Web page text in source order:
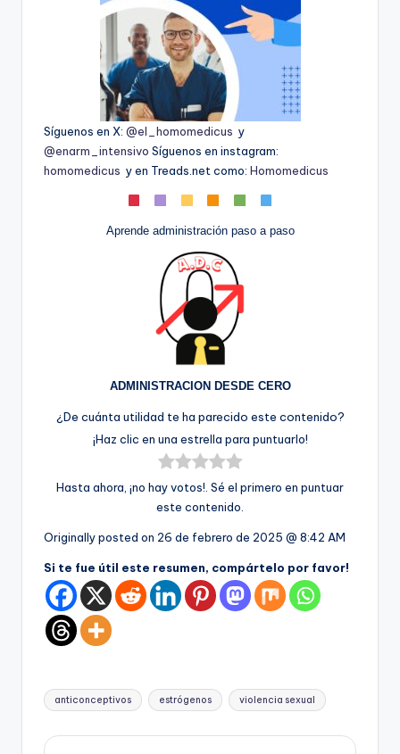
Síguenos en X: @el_homomedicus y
@enarm_intensivo Síguenos en instagram:
homomedicus y en Treads.net como: Homomedicus
Aprende administración paso a paso
ADMINISTRACION DESDE CERO
¿De cuánta utilidad te ha parecido este contenido?
¡Haz clic en una estrella para puntuarlo!
Hasta ahora, ¡no hay votos!. Sé el primero en puntuar
este contenido.
Originally posted on 26 de febrero de 2025 @ 8:42 AM
Si te fue útil este resumen, compártelo por favor!
Etiquetas:
anticonceptivos estrógenos violencia sexual